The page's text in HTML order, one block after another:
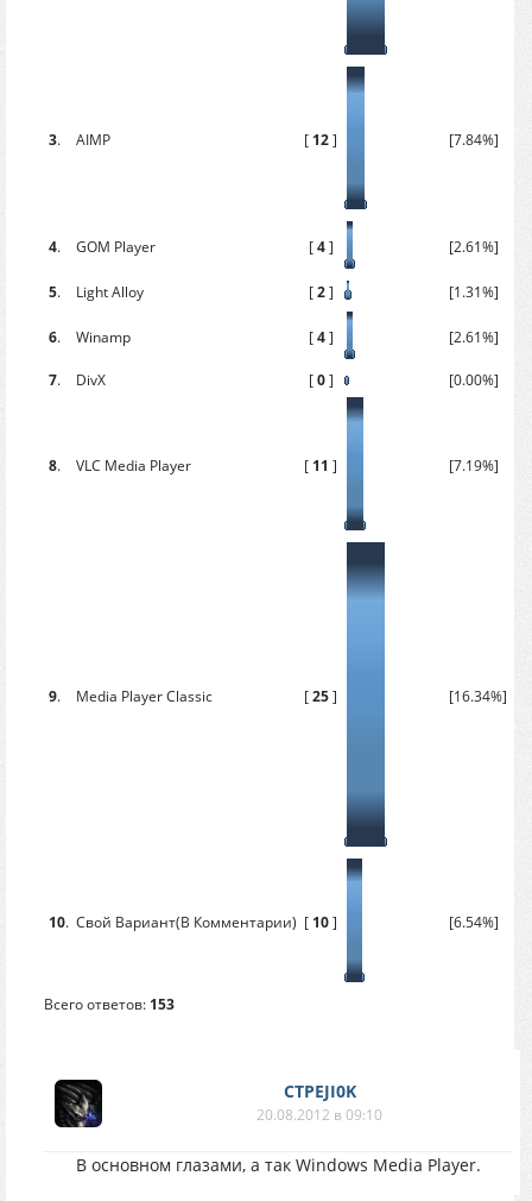
3. AIMP [ 12] [7.84%]
4. GOM Player [4] [2.61%]
5. Light Alloy [2] [1.31%]
6. Winamp [4] [2.61%]
7. DivX [0] [0.00%]
8. VLC Media Player [ 11 ] [7.19%]
9. Media Player Classic [25] [16.34%]
10. Свой Вариант(В Комментарии) [ 10] [6.54%]
Всего ответов: 153
CTPEJI0K
20.08.2012 в 09:10
В основном глазами, а так Windows Media Player.